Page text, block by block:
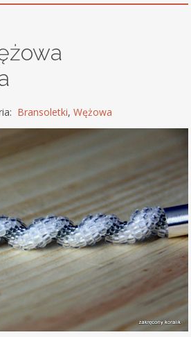
Bransoletki, Wężowa